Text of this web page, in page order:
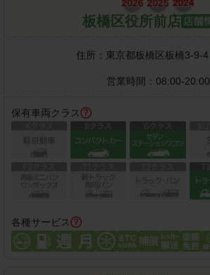
板橋区役所前店
住所： 東京都板橋区板橋3-9-4
営業時間： 08:00-20:00
保有車両クラス
各種サービス